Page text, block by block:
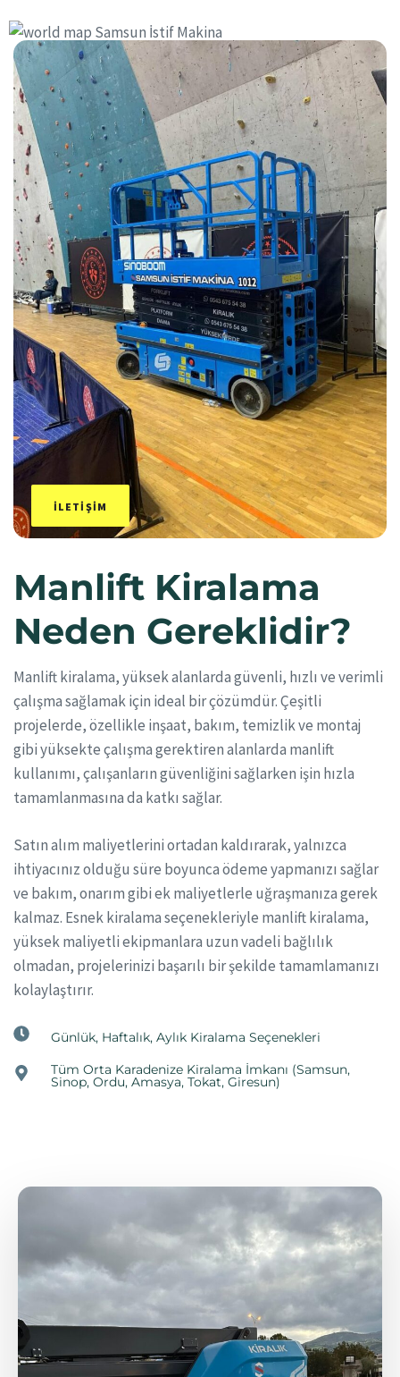
Manlift Kiralama
Neden Gereklidir?
Manlift kiralama, yüksek alanlarda güvenli, hızlı ve verimli
çalışma sağlamak için ideal bir çözümdür. Çeşitli
projelerde, özellikle inşaat, bakım, temizlik ve montaj
gibi yüksekte çalışma gerektiren alanlarda manlift
kullanımı, çalışanların güvenliğini sağlarken işin hızla
tamamlanmasına da katkı sağlar.
Satın alım maliyetlerini ortadan kaldırarak, yalnızca
ihtiyacınız olduğu süre boyunca ödeme yapmanızı sağlar
ve bakım, onarım gibi ek maliyetlerle uğraşmanıza gerek
kalmaz. Esnek kiralama seçenekleriyle manlift kiralama,
yüksek maliyetli ekipmanlara uzun vadeli bağlılık
olmadan, projelerinizi başarılı bir şekilde tamamlamanızı
kolaylaştırır.
Günlük, Haftalık, Aylık Kiralama Seçenekleri
Tüm Orta Karadenize Kiralama İmkanı (Samsun,
Sinop, Ordu, Amasya, Tokat, Giresun)
İLETIŞIM